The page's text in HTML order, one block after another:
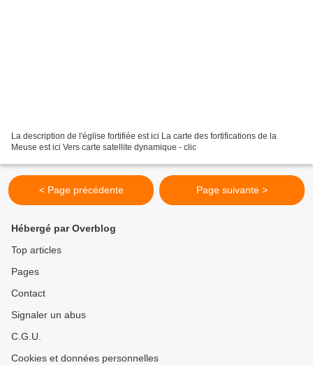
La description de l'église fortifiée est ici La carte des fortifications de la
Meuse est ici Vers carte satellite dynamique - clic
< Page précédente Page suivante >
Hébergé par Overblog
Top articles
Pages
Contact
Signaler un abus
C.G.U.
Cookies et données personnelles